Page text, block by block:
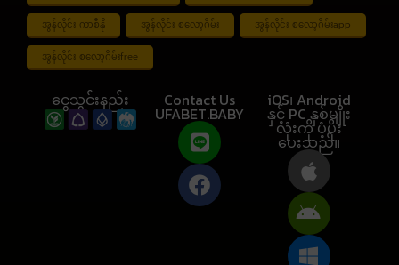
အွန်လိုင်း ကာစီနို အွန်လိုင်း စလော့ဂိမ်း အွန်လိုင်း စလော့ဂိမ်းapp
အွန်လိုင်း စလော့ဂိမ်းfree
ငွေသွင်းနည်း Contact Us
UFABET.BABY
iOS၊ Android
နှင့် PC နှစ်မျိုး
လုံးကို ပံ့ပိုး
ပေးသည်။